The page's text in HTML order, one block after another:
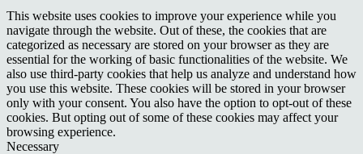
This website uses cookies to improve your experience while you
navigate through the website. Out of these, the cookies that are
categorized as necessary are stored on your browser as they are
essential for the working of basic functionalities of the website. We
also use third-party cookies that help us analyze and understand how
you use this website. These cookies will be stored in your browser
only with your consent. You also have the option to opt-out of these
cookies. But opting out of some of these cookies may affect your
browsing experience.
Necessary